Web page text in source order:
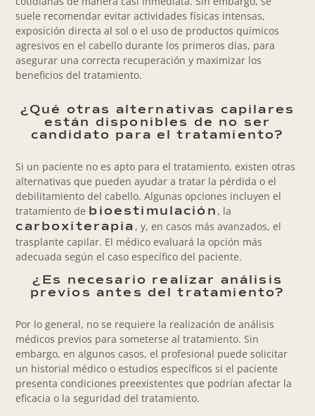
suele recomendar evitar actividades físicas intensas,
exposición directa al sol o el uso de productos químicos
agresivos en el cabello durante los primeros días, para
asegurar una correcta recuperación y maximizar los
beneficios del tratamiento.
¿Qué otras alternativas capilares
están disponibles de no ser
candidato para el tratamiento?
Si un paciente no es apto para el tratamiento, existen otras
alternativas que pueden ayudar a tratar la pérdida o el
debilitamiento del cabello. Algunas opciones incluyen el
tratamiento de bioestimulación , la
carboxiterapia , y, en casos más avanzados, el
trasplante capilar. El médico evaluará la opción más
adecuada según el caso específico del paciente.
¿Es necesario realizar análisis
previos antes del tratamiento?
Por lo general, no se requiere la realización de análisis
médicos previos para someterse al tratamiento. Sin
embargo, en algunos casos, el profesional puede solicitar
un historial médico o estudios específicos si el paciente
presenta condiciones preexistentes que podrían afectar la
eficacia o la seguridad del tratamiento.